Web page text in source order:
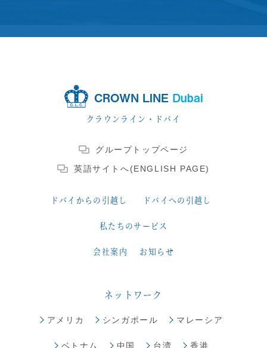
CROWN LINE Dubai
クラウンライン・ドバイ
グループトップページ
英語サイトへ(ENGLISH PAGE)
ドバイからの引越し ドバイへの引越し
私たちのサービス
会社案内 お知らせ
ネットワーク
アメリカ シンガポール マレーシア
ベトナム 中国 台湾 香港